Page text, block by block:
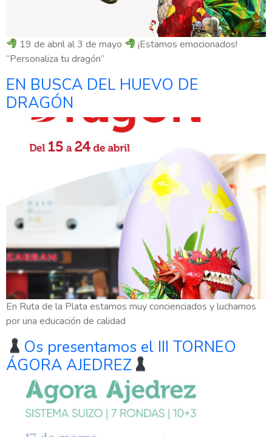
19 de abril al 3 de mayo
¡Estamos emocionados!
“Personaliza tu dragón”
EN BUSCA DEL HUEVO DE
DRAGÓN
En Ruta de la Plata estamos muy concienciados y luchamos
por una educación de calidad
Os presentamos el III TORNEO
ÁGORA AJEDREZ